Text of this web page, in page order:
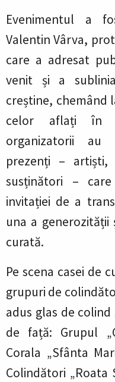
Evenimentul a
Valentin Vârva,
care a adresat
venit și a
creștine, chemând
celor aflați în
organizatorii
prezenți – artiști,
susținători –
invitației de a
una a
curată.
Pe scena casei de
grupuri de
adus glas de
de față: Grupul
Corala „Sfânta
Colindători „Roata